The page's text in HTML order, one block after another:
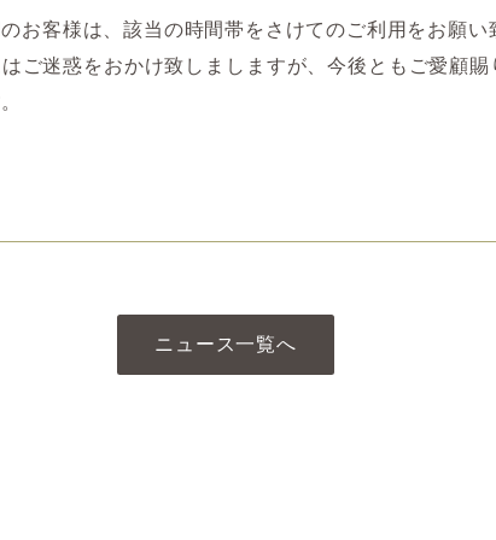
お客様は、該当の時間帯をさけてのご利用をお願い
ご迷惑をおかけ致しましますが、今後ともご愛顧賜
ニュース一覧へ